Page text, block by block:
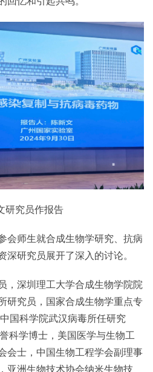
研究员作报告
会师生就合成生物学研究、抗病
深研究员展开了深入的讨论。
，深圳理工大学合成生物学院院
研究员，国家合成生物学重点专
国科学院武汉病毒所任研究
科学博士，美国医学与生物工
会士，中国生物工程学会副理事
亚洲生物技术协会纳米生物技